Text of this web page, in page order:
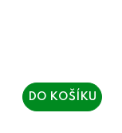
DO KOŠÍKU